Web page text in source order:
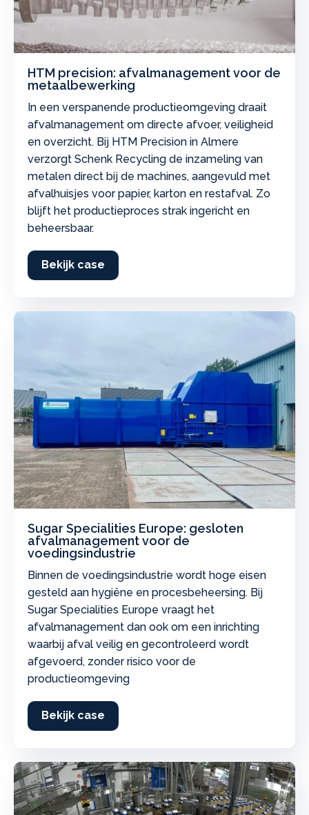
HTM precision: afvalmanagement voor de
metaalbewerking
In een verspanende productieomgeving draait
afvalmanagement om directe afvoer, veiligheid
en overzicht. Bij HTM Precision in Almere
verzorgt Schenk Recycling de inzameling van
metalen direct bij de machines, aangevuld met
afvalhuisjes voor papier, karton en restafval. Zo
blijft het productieproces strak ingericht en
beheersbaar.
Bekijk case
Sugar Specialities Europe: gesloten
afvalmanagement voor de
voedingsindustrie
Binnen de voedingsindustrie wordt hoge eisen
gesteld aan hygiëne en procesbeheersing. Bij
Sugar Specialities Europe vraagt het
afvalmanagement dan ook om een inrichting
waarbij afval veilig en gecontroleerd wordt
afgevoerd, zonder risico voor de
productieomgeving
Bekijk case